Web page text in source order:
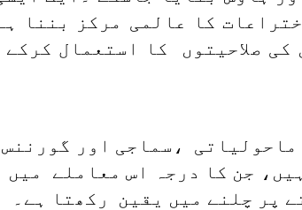
کا عالمی مرکز بننا
صلاحیتوں کا استعمال کرکے
ماحولیاتی ،سماجی اور
جن کا درجہ اس معاملے میں
پر چلنے میں یقین رکھتا ہے۔